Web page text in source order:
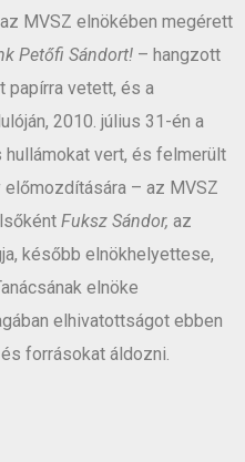
MVSZ elnökében megérett
Petőfi Sándort! – hangzott
papírra vetett, és a
2010. július 31-én a
vert, és felmerült
előmozdítására – az MVSZ
Fuksz Sándor, az
később elnökhelyettese,
elnöke
elhivatottságot ebben
forrásokat áldozni.